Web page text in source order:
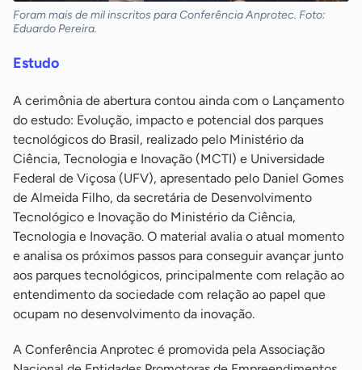
Foram mais de mil inscritos para Conferência Anprotec. Foto:
Eduardo Pereira.
Estudo
A cerimônia de abertura contou ainda com o Lançamento
do estudo: Evolução, impacto e potencial dos parques
tecnológicos do Brasil, realizado pelo Ministério da
Ciência, Tecnologia e Inovação (MCTI) e Universidade
Federal de Viçosa (UFV), apresentado pelo Daniel Gomes
de Almeida Filho, da secretária de Desenvolvimento
Tecnológico e Inovação do Ministério da Ciência,
Tecnologia e Inovação. O material avalia o atual momento
e analisa os próximos passos para conseguir avançar junto
aos parques tecnológicos, principalmente com relação ao
entendimento da sociedade com relação ao papel que
ocupam no desenvolvimento da inovação.
A Conferência Anprotec é promovida pela Associação